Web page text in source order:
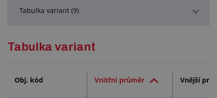
Tabulka variant (9)
Tabulka variant
Obj. kód Vnitřní průměr Vnější